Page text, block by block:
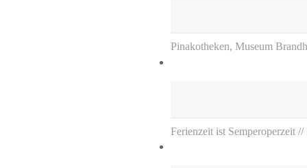
Pinakotheken, Museum
Ferienzeit ist Semperoperzeit